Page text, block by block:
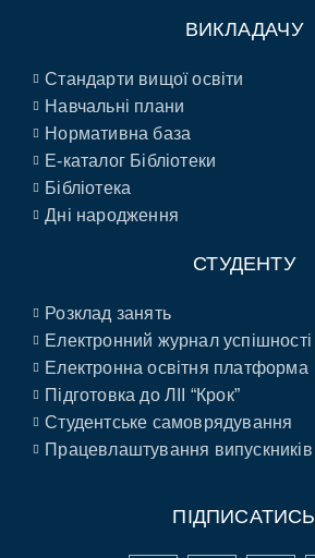
ВИКЛАДАЧУ
Стандарти вищої освіти
Навчальні плани
Нормативна база
E-каталог Бібліотеки
Бібліотека
Дні народження
СТУДЕНТУ
Розклад занять
Електронний журнал успішності
Електронна освітня платформа
Підготовка до ЛІІ “Крок”
Студентське самоврядування
Працевлаштування випускників
ПІДПИСАТИСЬ